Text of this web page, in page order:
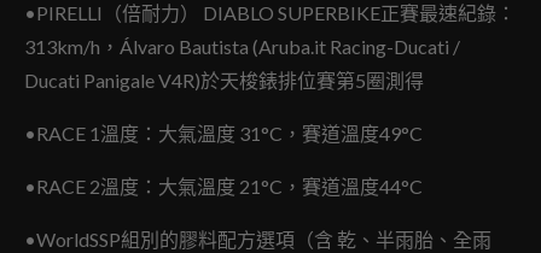
•PIRELLI（倍耐力） DIABLO SUPERBIKE正賽最速紀錄：
313km/h，Álvaro Bautista (Aruba.it Racing-Ducati /
Ducati Panigale V4R)於天梭錶排位賽第5圈測得
•RACE 1溫度：大氣溫度 31°C，賽道溫度49°C
•RACE 2溫度：大氣溫度 21°C，賽道溫度44°C
•WorldSSP組別的膠料配方選項（含 乾、半雨胎、全雨